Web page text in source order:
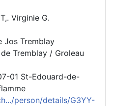
Virginie G.
Jos Tremblay
Tremblay / Groleau
01 St-Edouard-de-
person/details/G3YY-